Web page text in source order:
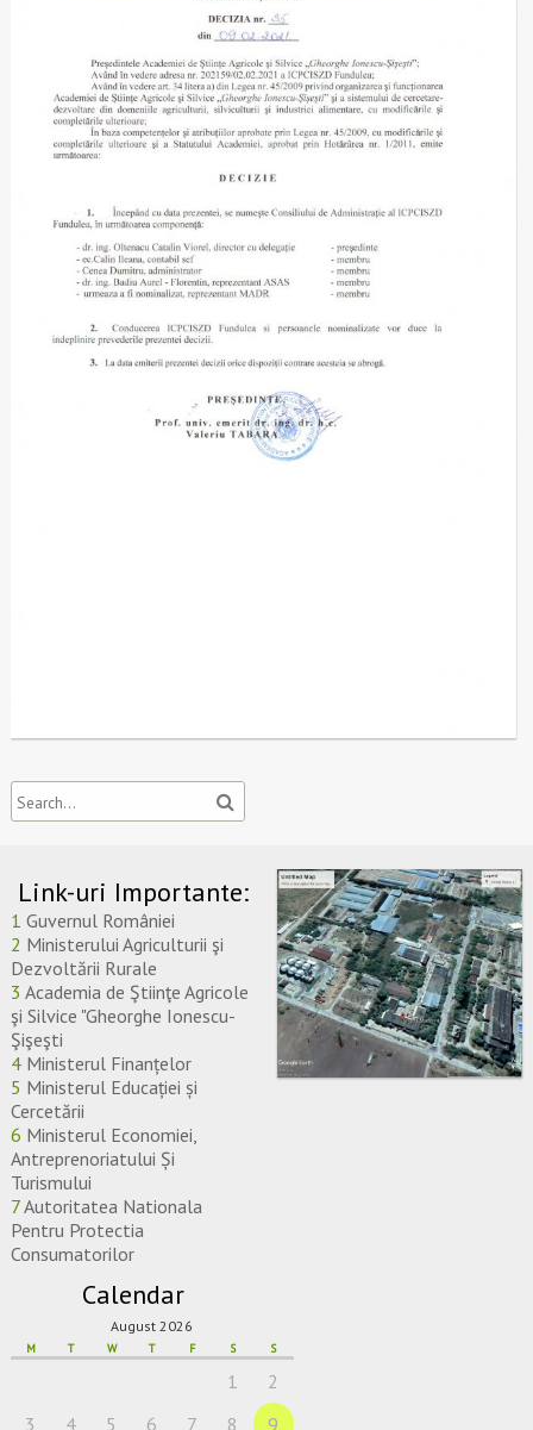
Link-uri Importante:
1 Guvernul României
2 Ministerului Agriculturii şi
Dezvoltării Rurale
3 Academia de Ştiinţe Agricole
şi Silvice "Gheorghe Ionescu-
Şişeşti
4 Ministerul Finanțelor
5 Ministerul Educației și
Cercetării
6 Ministerul Economiei,
Antreprenoriatului Și
Turismului
7Autoritatea Nationala
Pentru Protectia
Consumatorilor
Calendar
August 2026
M T W T F S S
1
2
3
4 5 6 7 8 9